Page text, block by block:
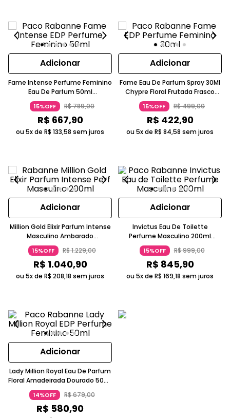
Adicionar
Fame Intense Perfume Feminino
Eau De Parfum 50ml
Amadeirada Floral Dourado Paco
Rabanne
15%OFF R$789,00
R$ 667,90
ou 5x de R$ 133,58 sem juros
Adicionar
Fame Eau De Parfum Spray 30Ml
Chypre Floral Frutada Frasco
Dourado Paco Rabanne
15%OFF R$499,00
R$ 422,90
ou 5x de R$ 84,58 sem juros
Adicionar
Million Gold Elixir Parfum Intense
Masculino Ambarado
Amadeirado Dourado Paco
Rabanne
15%OFF R$1.229,00
R$ 1.040,90
ou 5x de R$ 208,18 sem juros
Adicionar
Invictus Eau De Toilette
Perfume Masculino 200ml
Frescor Amadeirado Azul Paco
Rabanne
15%OFF R$999,00
R$ 845,90
ou 5x de R$ 169,18 sem juros
Adicionar
Lady Million Royal Eau De Parfum
Floral Amadeirada Dourado 50ml
Paco Rabanne
14%OFF R$679,00
R$ 580,90